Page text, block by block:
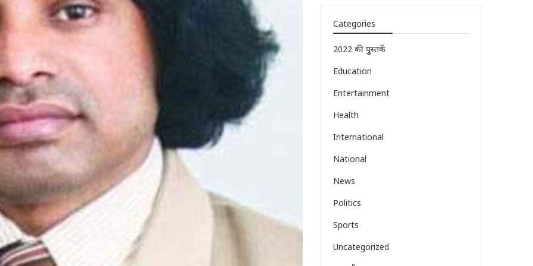
Categories
2022 की पुुस्तकें
Education
Entertainment
Health
International
National
News
Politics
Sports
Uncategorized